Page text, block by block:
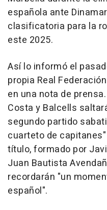
española ante
clasificatoria para la
este 2025.
Así lo informó el
propia Real
en una nota de
Costa y Balcells
segundo partido
cuarteto de
título, formado por
Juan Bautista
recordarán "un
español".